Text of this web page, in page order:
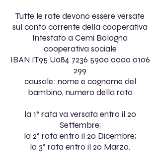
Tutte le rate devono essere versate
sul conto corrente della cooperativa
Intestato a Cemi Bologna
cooperativa sociale
IBAN IT95 U084 7236 5900 0000 0106
299
causale: nome e cognome del
bambino, numero della rata
la 1° rata va versata entro il 20
Settembre;
la 2° rata entro il 20 Dicembre;
la 3° rata entro il 20 Marzo.